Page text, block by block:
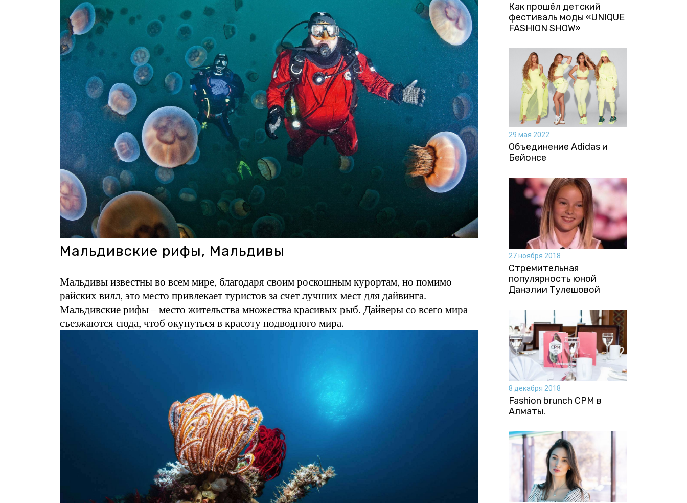
Мальдивские рифы, Мальдивы
Мальдивы известны во всем мире, благодаря своим роскошным курортам, но помимо
райских вилл, это место привлекает туристов за счет лучших мест для дайвинга.
Мальдивские рифы – место жительства множества красивых рыб. Дайверы со всего мира
съезжаются сюда, чтоб окунуться в красоту подводного мира.
Как прошёл детский
фестиваль моды «UNIQUE
FASHION SHOW»
29 мая 2022
Объединение Adidas и
Бейонсе
27 ноября 2018
Стремительная
популярность юной
Данэлии Тулешовой
8 декабря 2018
Fashion brunch CPM в
Алматы.